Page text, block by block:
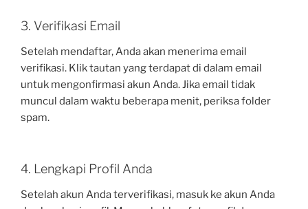
3. Verifikasi Email
Setelah mendaftar, Anda akan menerima email
verifikasi. Klik tautan yang terdapat di dalam email
untuk mengonfirmasi akun Anda. Jika email tidak
muncul dalam waktu beberapa menit, periksa folder
spam.
4. Lengkapi Profil Anda
Setelah akun Anda terverifikasi, masuk ke akun Anda